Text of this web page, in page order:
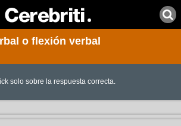
o flexión verbal
solo sobre la respuesta correcta.